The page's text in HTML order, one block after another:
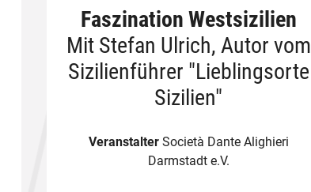
Faszination Westsizilien
Mit Stefan Ulrich, Autor vom
Sizilienführer "Lieblingsorte
Sizilien"
VeranstalterSocietà Dante Alighieri
Darmstadt e.V.